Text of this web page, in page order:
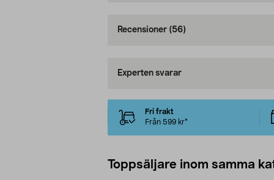
Recensioner (56)
Experten svarar
Fri frakt
Från 599 kr*
Toppsäljare inom samma